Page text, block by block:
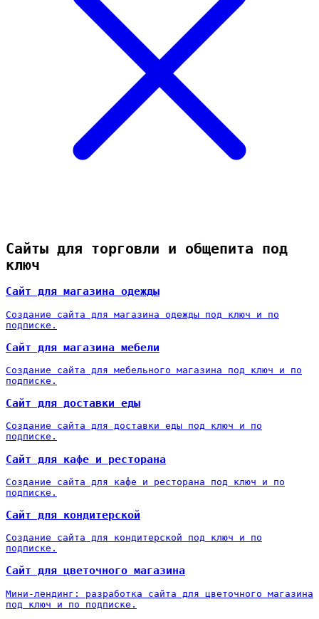
Сайты для торговли и общепита под
ключ
Сайт для магазина одежды
Создание сайта для магазина одежды под ключ и по
подписке.
Сайт для магазина мебели
Создание сайта для мебельного магазина под ключ и по
подписке.
Сайт для доставки еды
Создание сайта для доставки еды под ключ и по
подписке.
Сайт для кафе и ресторана
Создание сайта для кафе и ресторана под ключ и по
подписке.
Сайт для кондитерской
Создание сайта для кондитерской под ключ и по
подписке.
Сайт для цветочного магазина
Мини-лендинг: разработка сайта для цветочного магазина
под ключ и по подписке.